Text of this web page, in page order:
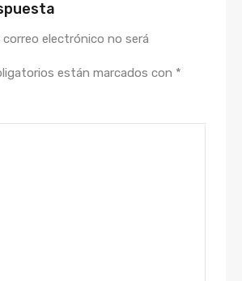
correo electrónico no será
están marcados con *